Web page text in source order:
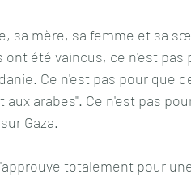
sa mère, sa femme et sa
été vaincus, ce n'est pas
Ce n'est pas pour que
arabes". Ce n'est pas
Gaza.
totalement pour